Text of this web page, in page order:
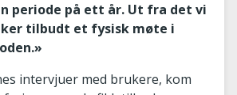
periode på ett år. Ut fra det vi
tilbudt et fysisk møte i
intervjuer med brukere, kom